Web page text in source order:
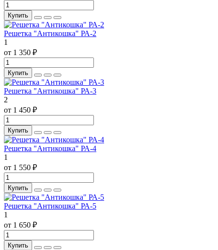
Купить
Решетка "Антикошка" РА-2
1
от 1 350 ₽
Купить
Решетка "Антикошка" РА-3
2
от 1 450 ₽
Купить
Решетка "Антикошка" РА-4
1
от 1 550 ₽
Купить
Решетка "Антикошка" РА-5
1
от 1 650 ₽
Купить